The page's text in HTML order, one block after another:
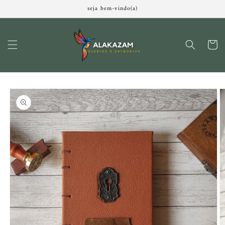
conteúdo
seja bem-vindo(a)
as
informações
do produto